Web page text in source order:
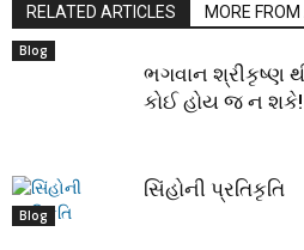
RELATED ARTICLES MORE
Blog
ભગવાન શ્રીકૃષ્ણ
કોઈ હોય જ ન શકે!
Blog
સિંહોની પ્રતિકૃતિ